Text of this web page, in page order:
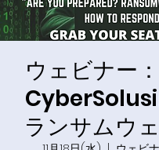
ウェビナー
ランサムウ